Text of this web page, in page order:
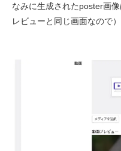
なみに生成されたposter画
レビューと同じ画面なので